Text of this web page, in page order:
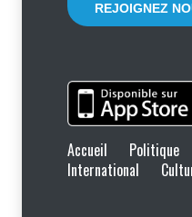
REJOIGNEZ
Accueil Politique
International